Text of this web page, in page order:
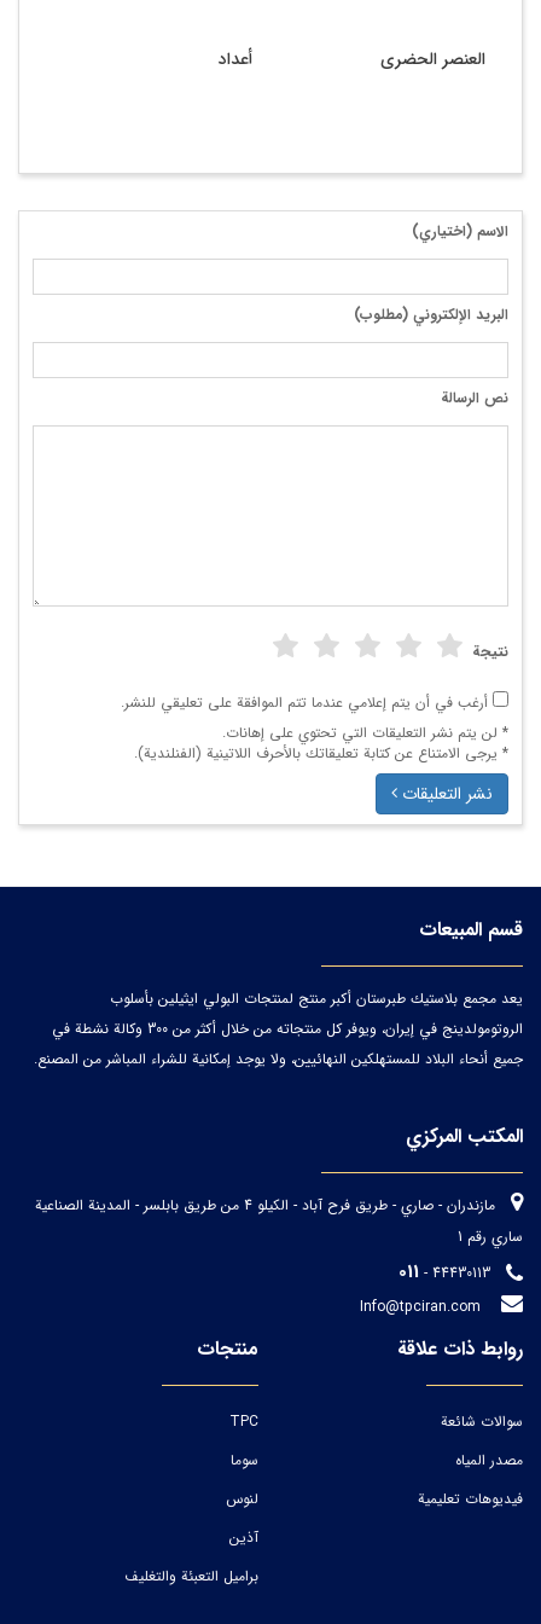
أعداد العنصر الحضری
الاسم (اختياري)
البريد الإلكتروني (مطلوب)
نص الرسالة
نتيجة
أرغب في أن يتم إعلامي عندما تتم الموافقة على تعليقي للنشر.
* لن يتم نشر التعليقات التي تحتوي على إهانات.
* يرجى الامتناع عن كتابة تعليقاتك بالأحرف اللاتينية (الفنلندية).
نشر التعليقات
قسم المبيعات
يعد مجمع بلاستيك طبرستان أكبر منتج لمنتجات البولي ايثيلين بأسلوب
الروتومولدينج في إيران، ويوفر كل منتجاته من خلال أكثر من 300 وكالة نشطة في
جميع أنحاء البلاد للمستهلكين النهائيين، ولا يوجد إمكانية للشراء المباشر من المصنع.
المكتب المركزي
مازندران - صاري - طريق فرح آباد - الكيلو 4 من طريق بابلسر - المدينة الصناعية
ساري رقم 1
011 - 44430113
روابط ذات علاقة
سوالات شائعة
مصدر المياه
فيديوهات تعليمية
منتجات
TPC
سوما
لنوس
آذین
براميل التعبئة والتغليف